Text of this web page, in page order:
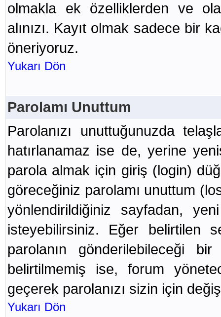
olmakla ek özelliklerden ve
alınızı. Kayıt olmak sadece bir
öneriyoruz.
Yukarı Dön
Parolamı Unuttum
Parolanızı unuttuğunuzda
hatırlanamaz ise de, yerine
parola almak için giriş (login)
göreceğiniz parolamı unuttum
yönlendirildiğiniz sayfadan,
isteyebilirsiniz. Eğer belirtilen
parolanın gönderilebileceği
belirtilmemiş ise, forum
geçerek parolanızı sizin için
Yukarı Dön